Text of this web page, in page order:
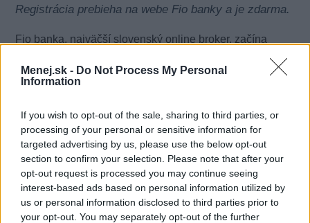
Menej.sk - Do Not Process My Personal
Information
If you wish to opt-out of the sale, sharing to third parties, or
processing of your personal or sensitive information for
targeted advertising by us, please use the below opt-out
section to confirm your selection. Please note that after your
opt-out request is processed you may continue seeing
interest-based ads based on personal information utilized by
us or personal information disclosed to third parties prior to
your opt-out. You may separately opt-out of the further
Registrácia prebieha na webe Fio banky a je zdarma.
Fio banka, najväčší slovenský online broker, začína
voľne prístupné širokej verejnosti. Stačí si na webe
banky vybrať mesto a termín a bezplatne sa registrovať.
sú určené ako úplným začiatočníkom, tak aj
pokročilejším investorom, ktorí chcú rozvíjať svoje
znalosti. Prvá téma sa venuje základom investovania a
vysvetľuje pojmy, ako sú akcie, burza či komodita, i to,
ako a kde investovať a aké riziká sú s tým spojené.
Druhý okruh sa zameriava na fundamentálnu analýzu,
trhovú kapitalizáciu či inteligentné pokyny.